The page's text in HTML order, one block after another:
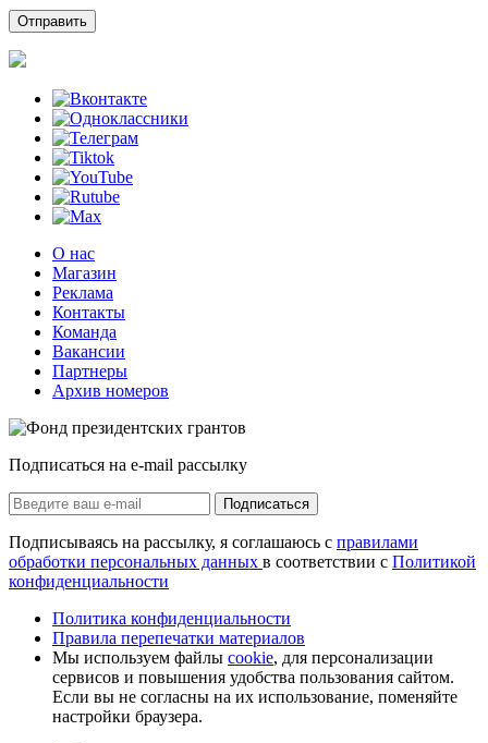
О нас
Магазин
Реклама
Контакты
Команда
Вакансии
Партнеры
Архив номеров
Подписаться на e-mail рассылку
Подписаться
Подписываясь на рассылку, я соглашаюсь с правилами
обработки персональных данных в соответствии с Политикой
конфиденциальности
Политика конфиденциальности
Правила перепечатки материалов
Мы используем файлы cookie, для персонализации
сервисов и повышения удобства пользования сайтом.
Если вы не согласны на их использование, поменяйте
настройки браузера.